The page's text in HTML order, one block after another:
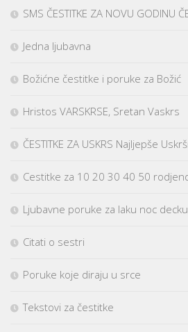
SMS ČESTITKE ZA NOVU GODINU
Jedna ljubavna
Božićne čestitke i poruke za Božić
Hristos VARSKRSE, Sretan Vaskrs
ČESTITKE ZA USKRS Najljepše
Cestitke za 10 20 30 40 50
Ljubavne poruke za laku noc decku
Citati o sestri
Poruke koje diraju u srce
Tekstovi za čestitke